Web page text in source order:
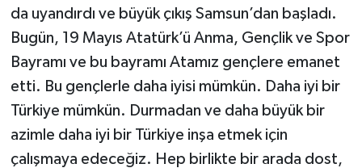
da uyandırdı ve büyük çıkış Samsun’dan başladı.
Bugün, 19 Mayıs Atatürk’ü Anma, Gençlik ve Spor
Bayramı ve bu bayramı Atamız gençlere emanet
etti. Bu gençlerle daha iyisi mümkün. Daha iyi bir
Türkiye mümkün. Durmadan ve daha büyük bir
azimle daha iyi bir Türkiye inşa etmek için
çalışmaya edeceğiz. Hep birlikte bir arada dost,